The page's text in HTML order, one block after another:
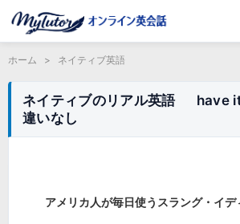
ホーム > ネイティブ英語
ネイティブのリアル英語 have
違いなし
アメリカ人が毎日使うスラング・イデ